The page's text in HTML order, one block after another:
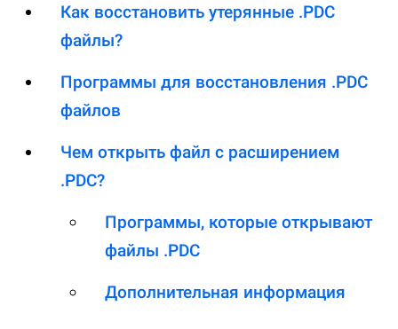
Как восстановить утерянные .PDC
файлы?
Программы для восстановления .PDC
файлов
Чем открыть файл с расширением
.PDC?
Программы, которые открывают
файлы .PDC
Дополнительная информация